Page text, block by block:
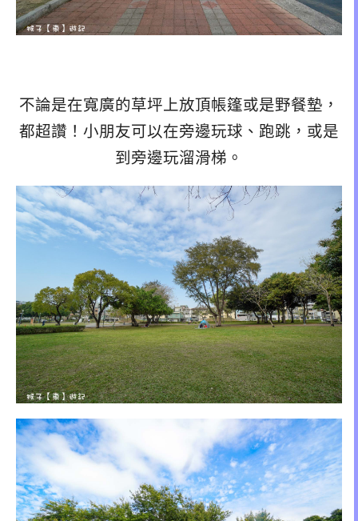
不論是在寬廣的草坪上放頂帳篷或是野餐墊，
都超讚！小朋友可以在旁邊玩球、跑跳，或是
到旁邊玩溜滑梯。